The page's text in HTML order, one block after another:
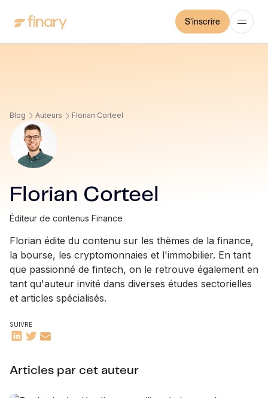
S'inscrire
Blog Auteurs Florian Corteel
Florian Corteel
Éditeur de contenus Finance
Florian édite du contenu sur les thèmes de la finance,
la bourse, les cryptomonnaies et l'immobilier. En tant
que passionné de fintech, on le retrouve également en
tant qu'auteur invité dans diverses études sectorielles
et articles spécialisés.
SUIVRE
Articles par cet auteur